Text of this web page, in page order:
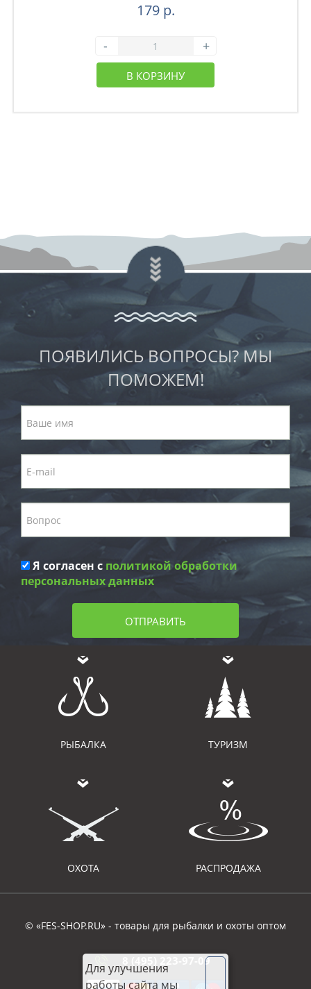
179 р.
- +
В КОРЗИНУ
ПОЯВИЛИСЬ ВОПРОСЫ? МЫ
ПОМОЖЕМ!
Я согласен с политикой обработки
персональных данных
ОТПРАВИТЬ
РЫБАЛКА ТУРИЗМ
ОХОТА РАСПРОДАЖА
© «FES-SHOP.RU» - товары для рыбалки и охоты оптом
8 (495) 223-97-09
Для улучшения
работы сайта мы